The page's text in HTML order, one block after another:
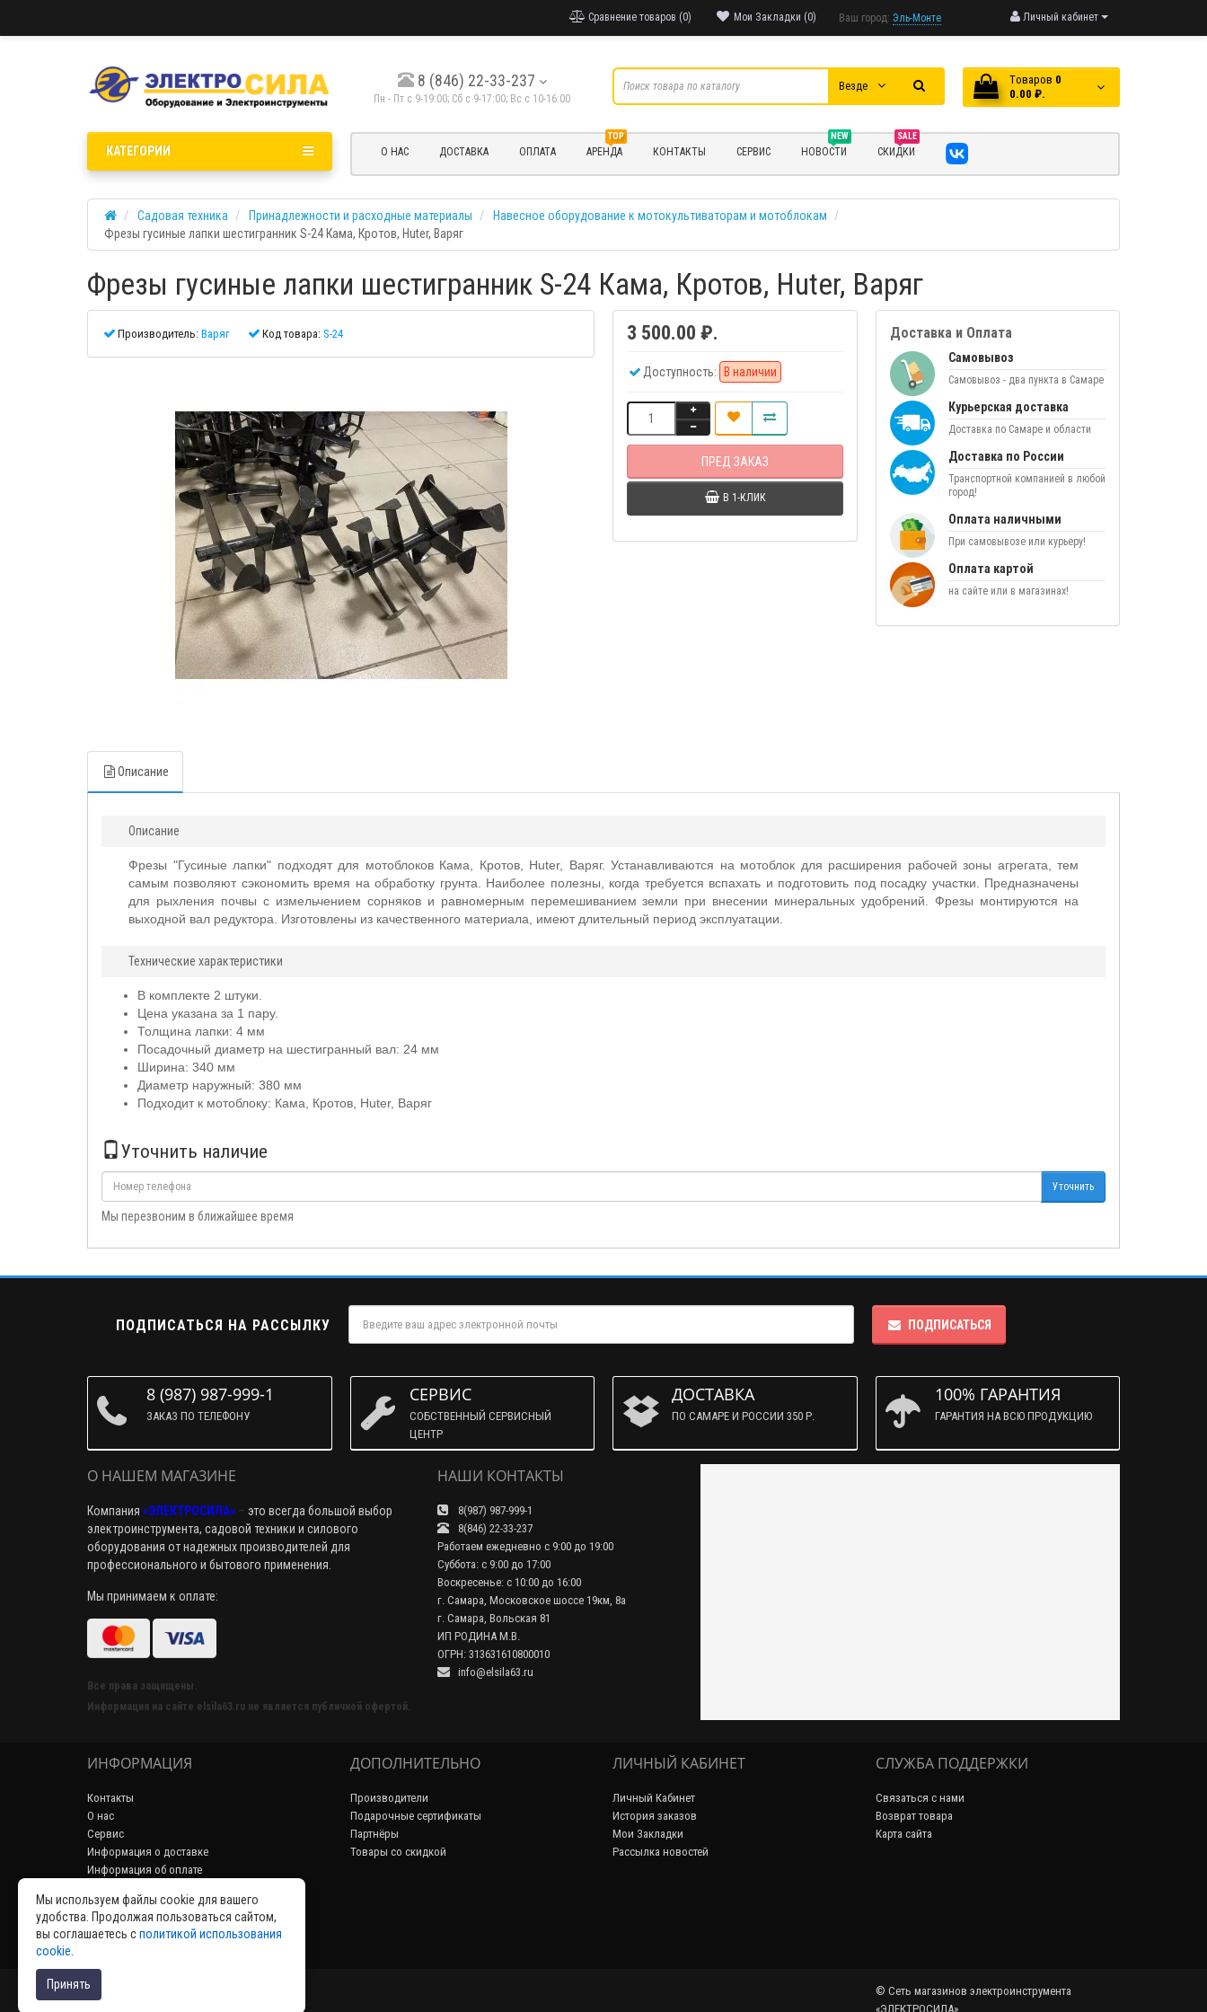
Личный кабинет
Ваш город: Эль-Монте
Мои Закладки (0)
Сравнение товаров (0)
8 (846) 22-33-237
Пн - Пт с 9-19:00; Cб с 9-17:00; Вс с 10-16:00
Везде Tоваров 0
0.00 ₽.
О НАС ДОСТАВКА ОПЛАТА
TOP
АРЕНДА КОНТАКТЫ СЕРВИС
NEW
НОВОСТИ
SALE
СКИДКИ
КАТЕГОРИИ
Садовая техника Принадлежности и расходные материалы
Навесное оборудование к мотокультиваторам и мотоблокам
Фрезы гусиные лапки шестигранник S-24 Кама, Кротов, Huter, Варяг
Фрезы гусиные лапки шестигранник S-24 Кама, Кротов, Huter, Варяг
Производитель: Варяг Код товара: S-24 3 500.00 ₽.
Доступность: В наличии
ПРЕД ЗАКАЗ
В 1-КЛИК
Доставка и Оплата
Самовывоз
Самовывоз - два пункта в Самаре
Курьерская доставка
Доставка по Самаре и области
Доставка по России
Транспортной компанией в любой
город!
Оплата наличными
При самовывозе или курьеру!
Оплата картой
на сайте или в магазинах!
Описание
Описание
Фрезы "Гусиные лапки" подходят для мотоблоков Кама, Кротов, Huter, Варяг. Устанавливаются на мотоблок для расширения рабочей зоны агрегата, тем
самым позволяют сэкономить время на обработку грунта. Наиболее полезны, когда требуется вспахать и подготовить под посадку участки. Предназначены
для рыхления почвы с измельчением сорняков и равномерным перемешиванием земли при внесении минеральных удобрений. Фрезы монтируются на
выходной вал редуктора. Изготовлены из качественного материала, имеют длительный период эксплуатации.
Технические характеристики
В комплекте 2 штуки.
Цена указана за 1 пару.
Толщина лапки: 4 мм
Посадочный диаметр на шестигранный вал: 24 мм
Ширина: 340 мм
Диаметр наружный: 380 мм
Подходит к мотоблоку: Кама, Кротов, Huter, Варяг
Уточнить наличие
Уточнить
Мы перезвоним в ближайшее время
ПОДПИСАТЬСЯ НА РАССЫЛКУ ПОДПИСАТЬСЯ
8 (987) 987-999-1
ЗАКАЗ ПО ТЕЛЕФОНУ
СЕРВИС
СОБСТВЕННЫЙ СЕРВИСНЫЙ
ЦЕНТР
ДОСТАВКА
ПО САМАРЕ И РОССИИ 350 Р.
100% ГАРАНТИЯ
ГАРАНТИЯ НА ВСЮ ПРОДУКЦИЮ
О НАШЕМ МАГАЗИНЕ
Компания «ЭЛЕКТРОСИЛА» – это всегда большой выбор
электроинструмента, садовой техники и силового
оборудования от надежных производителей для
профессионального и бытового применения.
Мы принимаем к оплате:
Все права защищены.
Информация на сайте elsila63.ru не является публичной офертой.
НАШИ КОНТАКТЫ
8(987) 987-999-1
8(846) 22-33-237
Работаем ежедневно с 9:00 до 19:00
Суббота: с 9:00 до 17:00
Воскресенье: с 10:00 до 16:00
г. Самара, Московское шоссе 19км, 8а
г. Самара, Вольская 81
ИП РОДИНА М.В.
ОГРН: 313631610800010
info@elsila63.ru
ИНФОРМАЦИЯ
Контакты
О нас
Сервис
Информация о доставке
Информация об оплате
Политика конфиденциальности
Возврат товара
Аренда
ДОПОЛНИТЕЛЬНО
Производители
Подарочные сертификаты
Партнёры
Товары со скидкой
ЛИЧНЫЙ КАБИНЕТ
Личный Кабинет
История заказов
Мои Закладки
Рассылка новостей
СЛУЖБА ПОДДЕРЖКИ
Связаться с нами
Возврат товара
Карта сайта
© Сеть магазинов электроинструмента
«ЭЛЕКТРОСИЛА»
Мы используем файлы cookie для вашего
удобства. Продолжая пользоваться сайтом,
вы соглашаетесь сполитикой использования
cookie
Принять